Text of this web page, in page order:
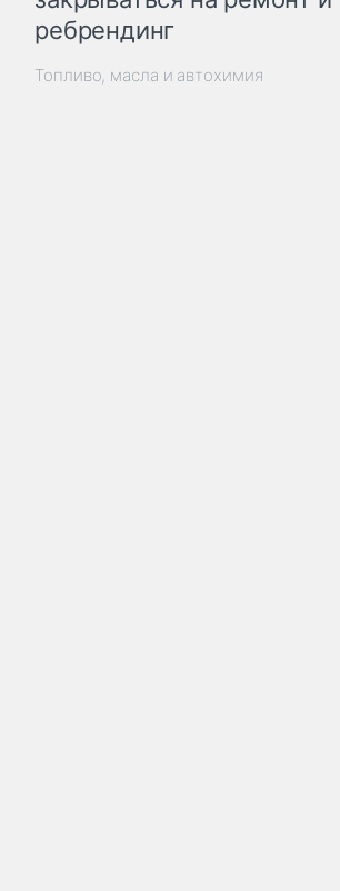
ребрендинг
Топливо, масла и автохимия